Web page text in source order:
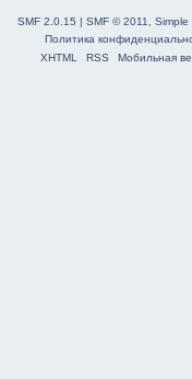
SMF 2.0.15 | SMF © 2011
Simple
Политика
XHTML
RSS Мобильная